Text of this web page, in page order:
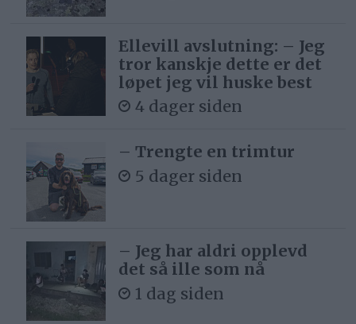
Ellevill avslutning: – Jeg
tror kanskje dette er det
løpet jeg vil huske best
4 dager siden
– Trengte en trimtur
5 dager siden
– Jeg har aldri opplevd
det så ille som nå
1 dag siden